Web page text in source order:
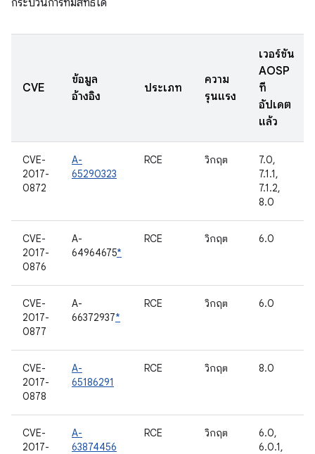
กระบวนการที่มีสิทธิ์ได้
CVE
ข้อมูล
อ้างอิง
ประเภท
ความ
รุนแรง
เวอร์ชัน
AOSP
ที่
อัปเดต
แล้ว
CVE-
2017-
0872
A-
65290323
RCE วิกฤต
7.0,
7.1.1,
7.1.2,
8.0
CVE-
2017-
0876
A-
64964675*
RCE วิกฤต 6.0
CVE-
2017-
0877
A-
66372937*
RCE วิกฤต 6.0
CVE-
2017-
0878
A-
65186291
RCE วิกฤต 8.0
CVE-
2017-
A-
63874456
RCE วิกฤต
6.0,
6.0.1,